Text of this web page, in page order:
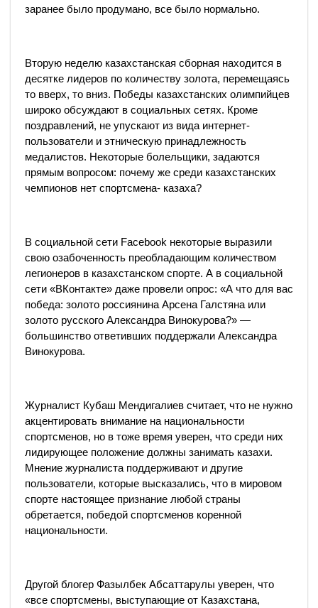
заранее было продумано, все было нормально.
Вторую неделю казахстанская сборная находится в
десятке лидеров по количеству золота, перемещаясь
то вверх, то вниз. Победы казахстанских олимпийцев
широко обсуждают в социальных сетях. Кроме
поздравлений, не упускают из вида интернет-
пользователи и этническую принадлежность
медалистов. Некоторые болельщики, задаются
прямым вопросом: почему же среди казахстанских
чемпионов нет спортсмена- казаха?
В социальной сети Facebook некоторые выразили
свою озабоченность преобладающим количеством
легионеров в казахстанском спорте. А в социальной
сети «ВКонтакте» даже провели опрос: «А что для вас
победа: золото россиянина Арсена Галстяна или
золото русского Александра Винокурова?» —
большинство ответивших поддержали Александра
Винокурова.
Журналист Кубаш Мендигалиев считает, что не нужно
акцентировать внимание на национальности
спортсменов, но в тоже время уверен, что среди них
лидирующее положение должны занимать казахи.
Мнение журналиста поддерживают и другие
пользователи, которые высказались, что в мировом
спорте настоящее признание любой страны
обретается, победой спортсменов коренной
национальности.
Другой блогер Фазылбек Абсаттарулы уверен, что
«все спортсмены, выступающие от Казахстана,